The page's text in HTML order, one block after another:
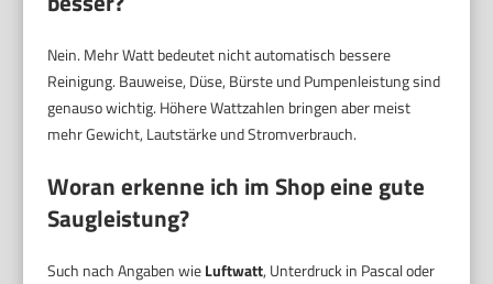
Nein. Mehr Watt bedeutet nicht automatisch bessere
Reinigung. Bauweise, Düse, Bürste und Pumpenleistung sind
genauso wichtig. Höhere Wattzahlen bringen aber meist
mehr Gewicht, Lautstärke und Stromverbrauch.
Woran erkenne ich im Shop eine gute
Saugleistung?
Such nach Angaben wieLuftwatt, Unterdruck in Pascal oder